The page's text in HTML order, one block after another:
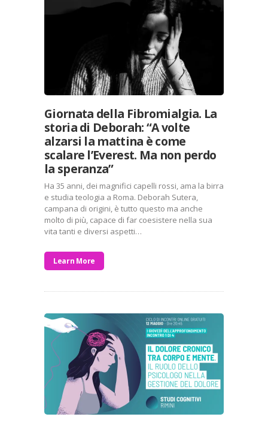
Giornata della Fibromialgia. La
storia di Deborah: “A volte
alzarsi la mattina è come
scalare l’Everest. Ma non perdo
la speranza”
Ha 35 anni, dei magnifici capelli rossi, ama la birra
e studia teologia a Roma. Deborah Sutera,
campana di origini, è tutto questo ma anche
molto di più, capace di far coesistere nella sua
vita tanti e diversi aspetti…
Learn More